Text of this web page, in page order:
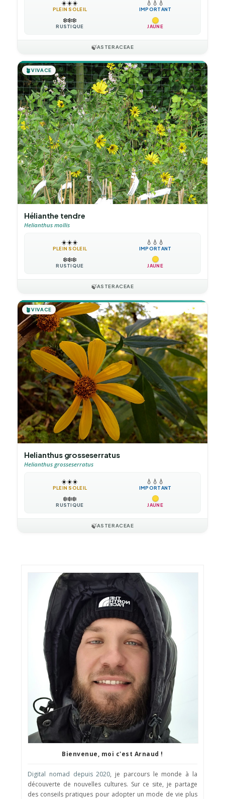
☀️☀️☀️
PLEIN SOLEIL
💧 💧 💧
IMPORTANT
❄️❄️❄️
RUSTIQUE JAUNE
🍃ASTERACEAE
🪴VIVACE
Hélianthe tendre
Helianthus mollis
☀️☀️☀️
PLEIN SOLEIL
💧 💧 💧
IMPORTANT
❄️❄️❄️
RUSTIQUE JAUNE
🍃ASTERACEAE
🪴VIVACE
Helianthus grosseserratus
Helianthus grosseserratus
☀️☀️☀️
PLEIN SOLEIL
💧 💧 💧
IMPORTANT
❄️❄️❄️
RUSTIQUE JAUNE
🍃ASTERACEAE
Bienvenue, moi c'est Arnaud !
Digital nomad depuis 2020, je parcours le monde à la
découverte de nouvelles cultures. Sur ce site, je partage
des conseils pratiques pour adopter un mode de vie plus